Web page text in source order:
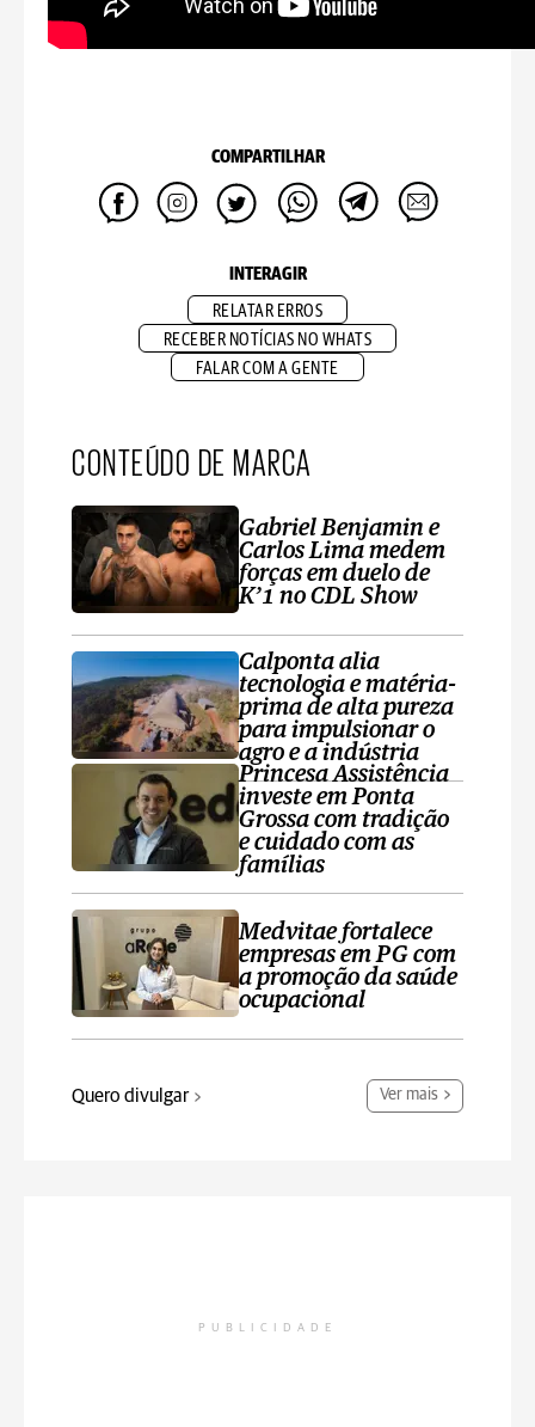
COMPARTILHAR
INTERAGIR
RELATAR ERROS
RECEBER NOTÍCIAS NO WHATS
FALAR COM A GENTE
CONTEÚDO DE MARCA
Gabriel Benjamin e
Carlos Lima medem
forças em duelo de
K’1 no CDL Show
Calponta alia
tecnologia e matéria-
prima de alta pureza
para impulsionar o
agro e a indústria
Princesa Assistência
investe em Ponta
Grossa com tradição
e cuidado com as
famílias
Medvitae fortalece
empresas em PG com
a promoção da saúde
ocupacional
Quero divulgar Ver mais
PUBLICIDADE